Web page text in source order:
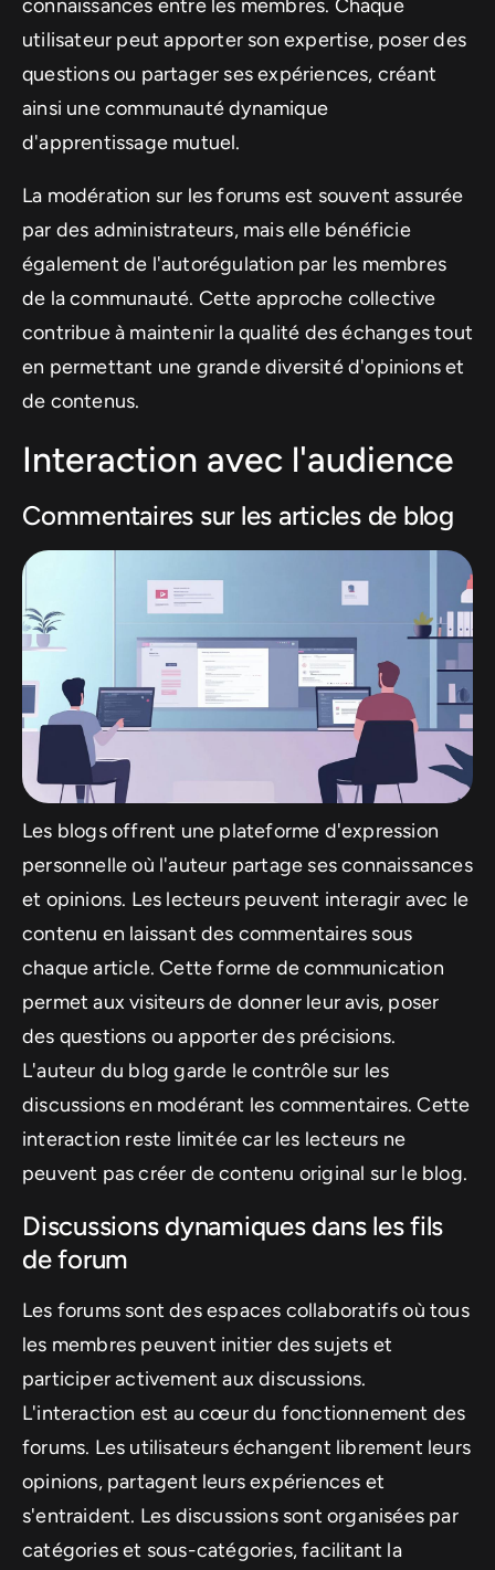
connaissances entre les membres. Chaque
utilisateur peut apporter son expertise, poser des
questions ou partager ses expériences, créant
ainsi une communauté dynamique
d'apprentissage mutuel.
La modération sur les forums est souvent assurée
par des administrateurs, mais elle bénéficie
également de l'autorégulation par les membres
de la communauté. Cette approche collective
contribue à maintenir la qualité des échanges tout
en permettant une grande diversité d'opinions et
de contenus.
Interaction avec l'audience
Commentaires sur les articles de blog
Les blogs offrent une plateforme d'expression
personnelle où l'auteur partage ses connaissances
et opinions. Les lecteurs peuvent interagir avec le
contenu en laissant des commentaires sous
chaque article. Cette forme de communication
permet aux visiteurs de donner leur avis, poser
des questions ou apporter des précisions.
L'auteur du blog garde le contrôle sur les
discussions en modérant les commentaires. Cette
interaction reste limitée car les lecteurs ne
peuvent pas créer de contenu original sur le blog.
Discussions dynamiques dans les fils
de forum
Les forums sont des espaces collaboratifs où tous
les membres peuvent initier des sujets et
participer activement aux discussions.
L'interaction est au cœur du fonctionnement des
forums. Les utilisateurs échangent librement leurs
opinions, partagent leurs expériences et
s'entraident. Les discussions sont organisées par
catégories et sous-catégories, facilitant la